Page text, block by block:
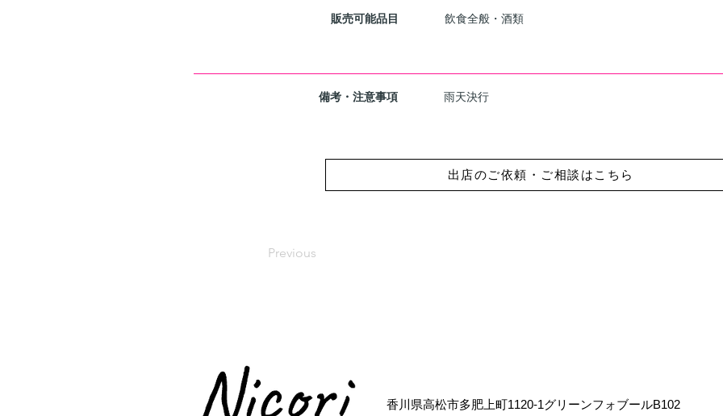
販売可能品目 飲食全般・酒類
備考・注意事項 雨天決行
出店のご依頼・ご相談はこちら
Previous
香川県高松市多肥上町1120-1グリーンフォブールB102